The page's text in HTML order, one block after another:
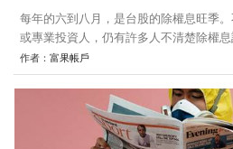
每年的六到八月，是台股的除權息旺季
或專業投資人，仍有許多人不清楚除權
這正是我們身為股東的重要權益，所以
則、以及參與除權息優缺點分別是什麼
說，公司將錢發放給股東， 就稱做除權
除息，其中除權是公司以「股票」形式
放給股東（股票股利）；除息則是直接
作者： 富果帳戶